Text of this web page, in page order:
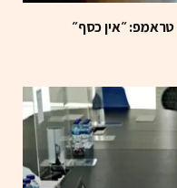
״אין כסף״